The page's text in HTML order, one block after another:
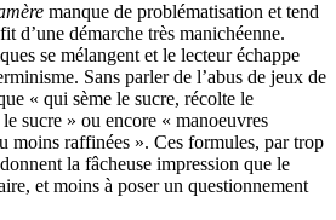
manque de problématisation et tend
d’une démarche très manichéenne.
se mélangent et le lecteur échappe
Sans parler de l’abus de jeux de
« qui sème le sucre, récolte le
sucre » ou encore « manoeuvres
moins raffinées ». Ces formules, par trop
la fâcheuse impression que le
et moins à poser un questionnement